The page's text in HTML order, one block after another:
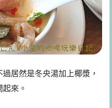
居然是冬央湯加上椰漿，
來。